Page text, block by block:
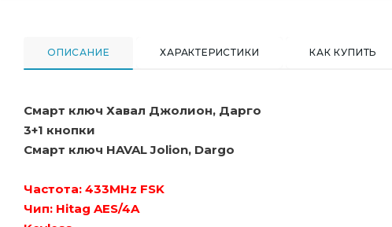
ОПИСАНИЕ ХАРАКТЕРИСТИКИ КАК КУПИТЬ
Смарт ключ Хавал Джолион, Дарго
3+1 кнопки
Смарт ключ HAVAL Jolion, Dargo
Частота: 433MHz FSK
Чип: Hitag AES/4A